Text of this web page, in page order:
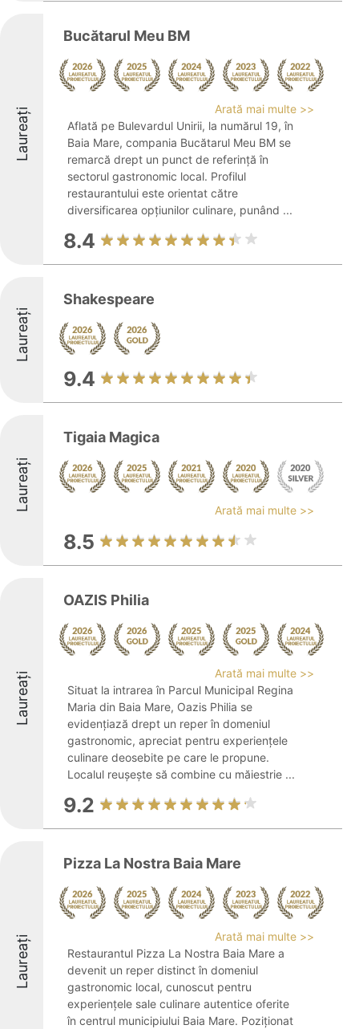
Laureați
Bucătarul Meu BM
Arată mai multe >>
Aflată pe Bulevardul Unirii, la numărul 19, în
Baia Mare, compania Bucătarul Meu BM se
remarcă drept un punct de referință în
sectorul gastronomic local. Profilul
restaurantului este orientat către
diversificarea opțiunilor culinare, punând ...
8.4
Laureați
Shakespeare
9.4
Laureați
Tigaia Magica
Arată mai multe >>
8.5
Laureați
OAZIS Philia
Arată mai multe >>
Situat la intrarea în Parcul Municipal Regina
Maria din Baia Mare, Oazis Philia se
evidențiază drept un reper în domeniul
gastronomic, apreciat pentru experiențele
culinare deosebite pe care le propune.
Localul reușește să combine cu măiestrie ...
9.2
Laureați
Pizza La Nostra Baia Mare
Arată mai multe >>
Restaurantul Pizza La Nostra Baia Mare a
devenit un reper distinct în domeniul
gastronomic local, cunoscut pentru
experiențele sale culinare autentice oferite
în centrul municipiului Baia Mare. Poziționat